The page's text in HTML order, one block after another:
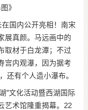
》
国内公开亮相！南宋
展真颜。马远画中的
取材于白龙潭；不过
宫内观瀑，因为据考
还有个人造小瀑布。
”文化活动暨西湖国际
艺术馆隆重揭幕。22